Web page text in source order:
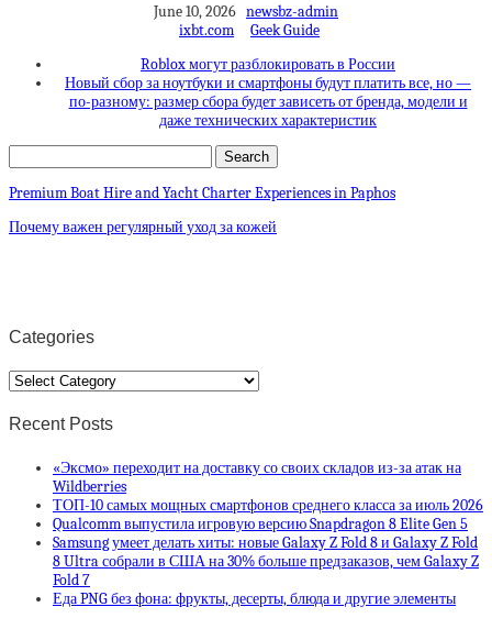
June 10, 2026 newsbz-admin
ixbt.com
Geek Guide
Roblox могут разблокировать в России
Новый сбор за ноутбуки и смартфоны будут платить все, но —
по-разному: размер сбора будет зависеть от бренда, модели и
даже технических характеристик
Premium Boat Hire and Yacht Charter Experiences in Paphos
Почему важен регулярный уход за кожей
Categories
Categories
Recent Posts
«Эксмо» переходит на доставку со своих складов из-за атак на
Wildberries
ТОП-10 самых мощных смартфонов среднего класса за июль 2026
Qualcomm выпустила игровую версию Snapdragon 8 Elite Gen 5
Samsung умеет делать хиты: новые Galaxy Z Fold 8 и Galaxy Z Fold
8 Ultra собрали в США на 30% больше предзаказов, чем Galaxy Z
Fold 7
Еда PNG без фона: фрукты, десерты, блюда и другие элементы